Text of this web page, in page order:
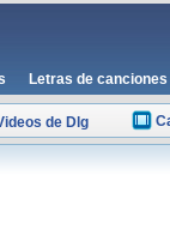
Letras de canciones
de Dlg